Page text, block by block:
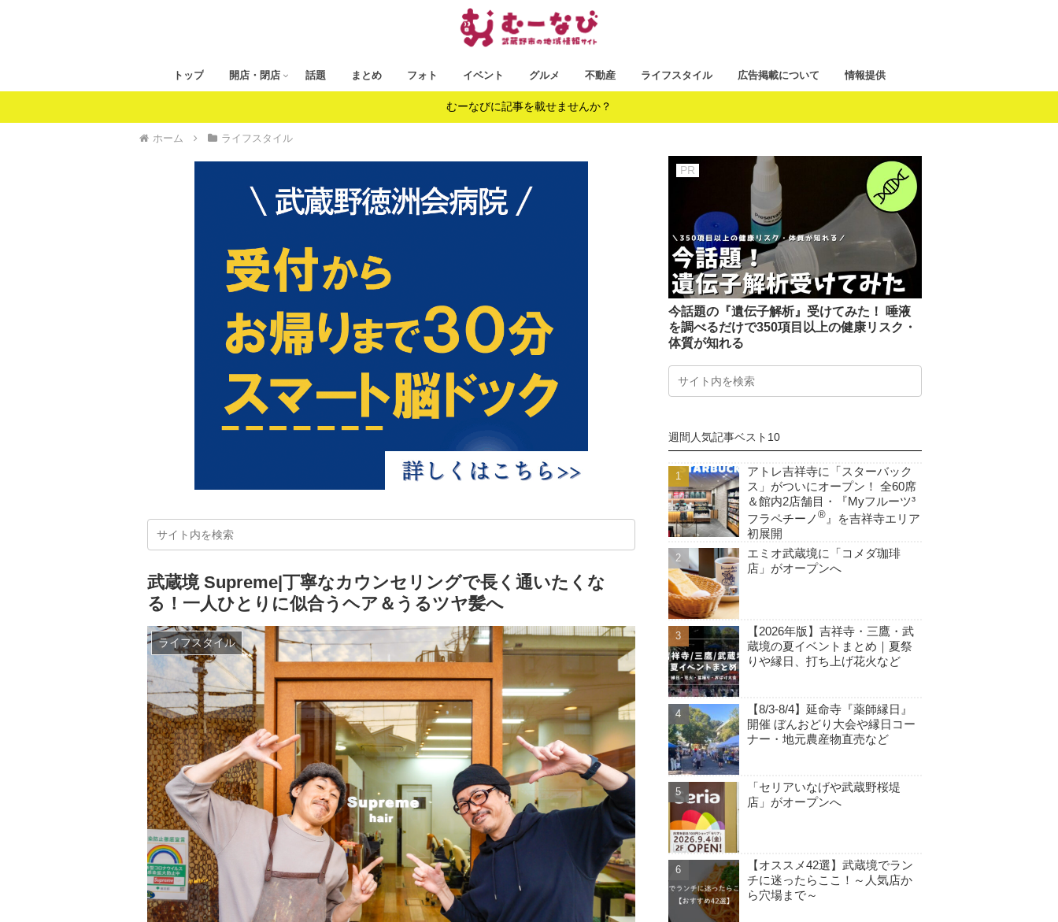
トップ 開店・閉店 話題 まとめ フォト イベント グルメ 不動産 ライフスタイル 広告掲載について 情報提供
むーなびに記事を載せませんか？
ホーム ライフスタイル
武蔵境 Supreme|丁寧なカウンセリングで長く通いたくな
る！一人ひとりに似合うヘア＆うるツヤ髪へ
ライフスタイル
今話題の『遺伝子解析』受けてみた！ 唾液
を調べるだけで350項目以上の健康リスク・
体質が知れる
週間人気記事ベスト10
アトレ吉祥寺に「スターバック
ス」がついにオープン！ 全60席
＆館内2店舗目・『Myフルーツ³
フラペチーノ ®』を吉祥寺エリア
初展開
エミオ武蔵境に「コメダ珈琲
店」がオープンへ
【2026年版】吉祥寺・三鷹・武
蔵境の夏イベントまとめ｜夏祭
りや縁日、打ち上げ花火など
【8/3-8/4】延命寺『薬師縁日』
開催 ぼんおどり大会や縁日コー
ナー・地元農産物直売など
「セリアいなげや武蔵野桜堤
店」がオープンへ
【オススメ42選】武蔵境でラン
チに迷ったらここ！～人気店か
ら穴場まで～